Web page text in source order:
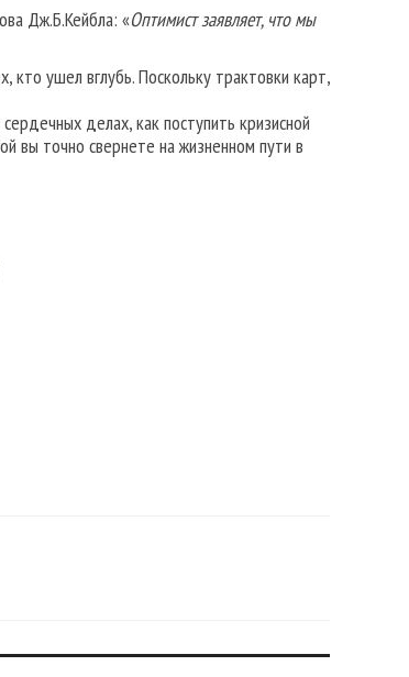
Дж.Б.Кейбла: «Оптимист заявляет, что мы
ушел вглубь. Поскольку трактовки карт,
делах, как поступить кризисной
вы точно свернете на жизненном пути в